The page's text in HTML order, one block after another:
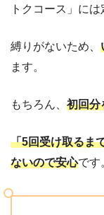
トクコース」に
縛りがないため、
ます。
もちろん、 初回分
「5回受け取るま
ないので安心です